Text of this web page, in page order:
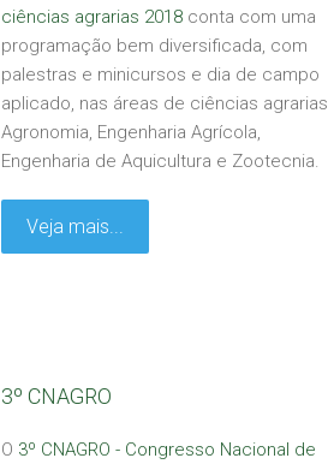
ciências agrarias 2018 conta com uma
programação bem diversificada, com
palestras e minicursos e dia de campo
aplicado, nas áreas de ciências agrarias
Agronomia, Engenharia Agrícola,
Engenharia de Aquicultura e Zootecnia.
Veja mais...
3º CNAGRO
O 3º CNAGRO - Congresso Nacional de